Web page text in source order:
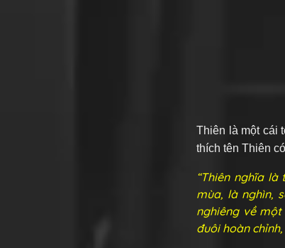
Thiên là một cái
thích tên Thiên
“Thiên nghĩa
mùa, là nghìn,
nghiêng về một
đuôi hoàn